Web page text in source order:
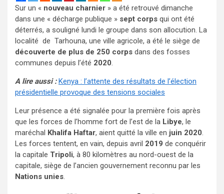
Sur un « nouveau charnier » a été retrouvé dimanche
dans une « décharge publique » sept corps qui ont été
déterrés, a souligné lundi le groupe dans son allocution. La
localité de Tarhouna, une ville agricole, a été le siège de
découverte de plus de 250 corps dans des fosses
communes depuis l’été 2020.
A lire aussi :Kenya : l’attente des résultats de l’élection
présidentielle provoque des tensions sociales
Leur présence a été signalée pour la première fois après
que les forces de l’homme fort de l’est de la Libye, le
maréchal Khalifa Haftar, aient quitté la ville en juin 2020.
Les forces tentent, en vain, depuis avril 2019 de conquérir
la capitale Tripoli, à 80 kilomètres au nord-ouest de la
capitale, siège de l’ancien gouvernement reconnu par les
Nations unies.